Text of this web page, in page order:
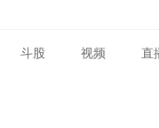
斗股 视频 直